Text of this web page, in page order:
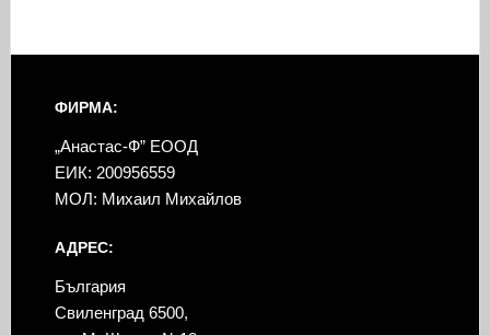
ФИРМА:
„Анастас-Ф” ЕООД
ЕИК: 200956559
МОЛ: Михаил Михайлов
АДРЕС:
България
Свиленград 6500,